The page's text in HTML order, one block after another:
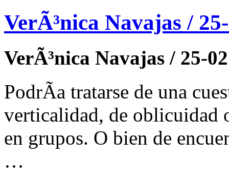
VerÃ³nica Navajas /
VerÃ³nica Navajas / 25-02
PodrÃ­a tratarse de una
verticalidad, de oblicuidad
en grupos. O bien de
…